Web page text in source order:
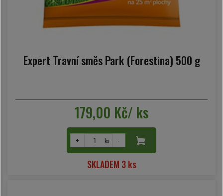
Expert Travní směs Park (Forestina) 500 g
179,00 Kč/ ks
+ ks -
SKLADEM 3 ks